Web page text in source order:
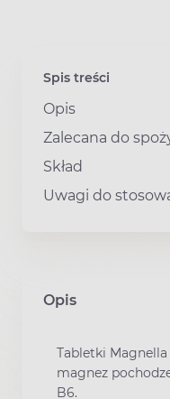
Spis treści
Opis
Zalecana do
Skład
Uwagi do
Opis
Tabletki
magnez
B6.